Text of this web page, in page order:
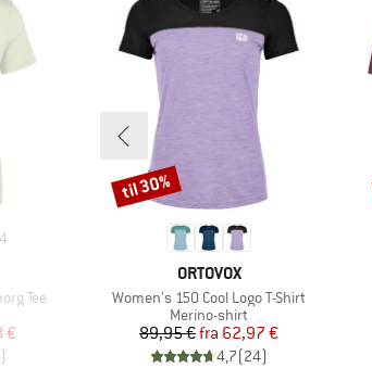
4
Tee
€
)
MÆRKE
ORTOVOX
Artikel
Women's 150 Cool Logo T-Shirt
Produktgruppe
Merino-shirt
Pris
89,95 € Nedsat pris
fra 62,97 €
4,7(24)
Rabat
til 30%